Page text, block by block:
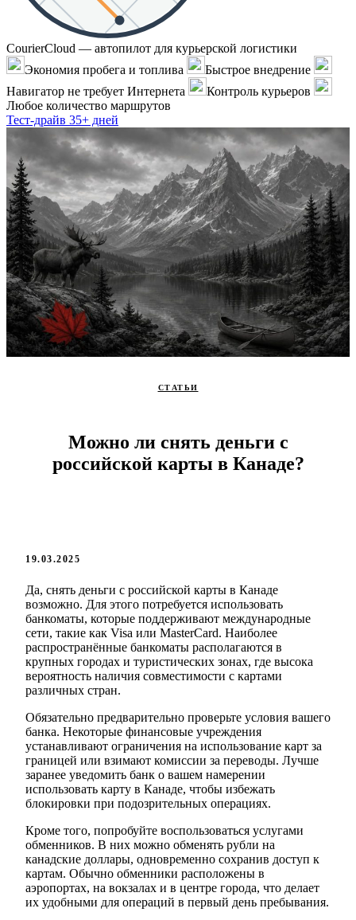
CourierCloud — автопилот для курьерской логистики
Экономия пробега и топлива
Быстрое внедрение
Навигатор не требует Интернета
Контроль курьеров
Любое количество маршрутов
Тест-драйв 35+ дней
СТАТЬИ
Можно ли снять деньги с
российской карты в Канаде?
19.03.2025
Да, снять деньги с российской карты в Канаде
возможно. Для этого потребуется использовать
банкоматы, которые поддерживают международные
сети, такие как Visa или MasterCard. Наиболее
распространённые банкоматы располагаются в
крупных городах и туристических зонах, где высока
вероятность наличия совместимости с картами
различных стран.
Обязательно предварительно проверьте условия вашего
банка. Некоторые финансовые учреждения
устанавливают ограничения на использование карт за
границей или взимают комиссии за переводы. Лучше
заранее уведомить банк о вашем намерении
использовать карту в Канаде, чтобы избежать
блокировки при подозрительных операциях.
Кроме того, попробуйте воспользоваться услугами
обменников. В них можно обменять рубли на
канадские доллары, одновременно сохранив доступ к
картам. Обычно обменники расположены в
аэропортах, на вокзалах и в центре города, что делает
их удобными для операций в первый день пребывания.